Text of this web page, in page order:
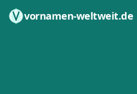
vornamen-weltweit.de